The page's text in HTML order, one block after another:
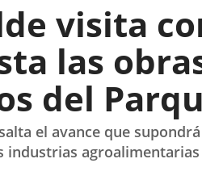
visita
las
del
el avance que
industrias